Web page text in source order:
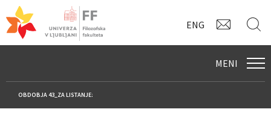
ENG
MENI
OBDOBJA 43_ZA LISTANJE: